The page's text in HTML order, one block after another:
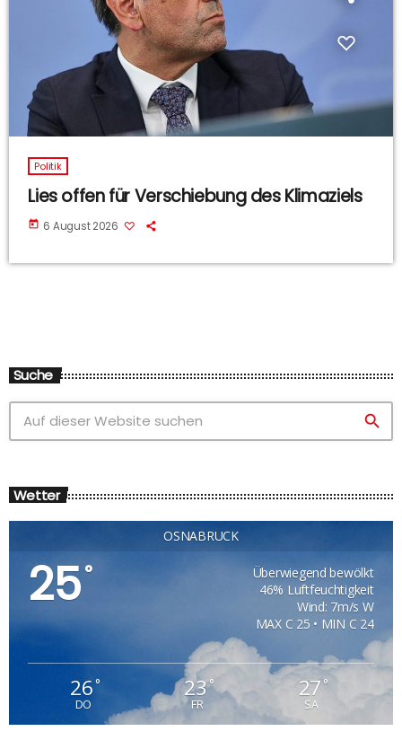
Politik
Lies offen für Verschiebung des Klimaziels
today 6 August 2026
Suche
search
Wetter
OSNABRÜCK
25°
Überwiegend bewölkt
46% Luftfeuchtigkeit
Wind: 7m/s W
MAX C 25 • MIN C 24
26°
DO
23°
FR
27°
SA